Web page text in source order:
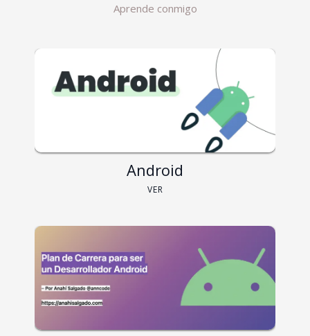
Aprende conmigo
Android
VER